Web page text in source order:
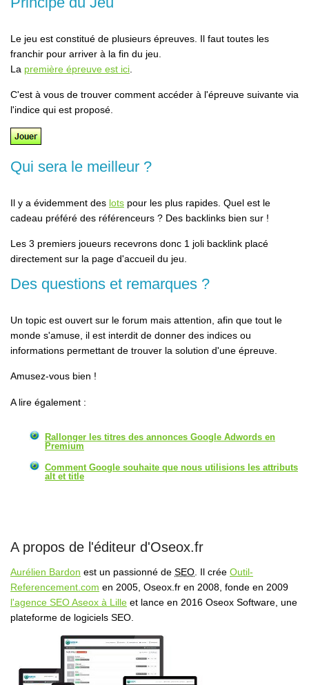
Le jeu est constitué de plusieurs épreuves. Il faut toutes les
franchir pour arriver à la fin du jeu.
La première épreuve est ici
C'est à vous de trouver comment accéder à l'épreuve suivante via
l'indice qui est proposé.
Qui sera le meilleur ?
Il y a évidemment des lots pour les plus rapides. Quel est le
cadeau préféré des référenceurs ? Des backlinks bien sur !
Les 3 premiers joueurs recevrons donc 1 joli backlink placé
directement sur la page d'accueil du jeu.
Des questions et remarques ?
Un topic est ouvert sur le forum mais attention, afin que tout le
monde s'amuse, il est interdit de donner des indices ou
informations permettant de trouver la solution d'une épreuve.
Amusez-vous bien !
A lire également :
Rallonger les titres des annonces Google Adwords en
Premium
Comment Google souhaite que nous utilisions les attributs
alt et title
A propos de l'éditeur d'Oseox.fr
Aurélien Bardon est un passionné de SEO . Il crée Outil-
Referencement.com en 2005, Oseox.fr en 2008, fonde en 2009
l'agence SEO Aseox à Lille et lance en 2016 Oseox Software, une
plateforme de logiciels SEO.